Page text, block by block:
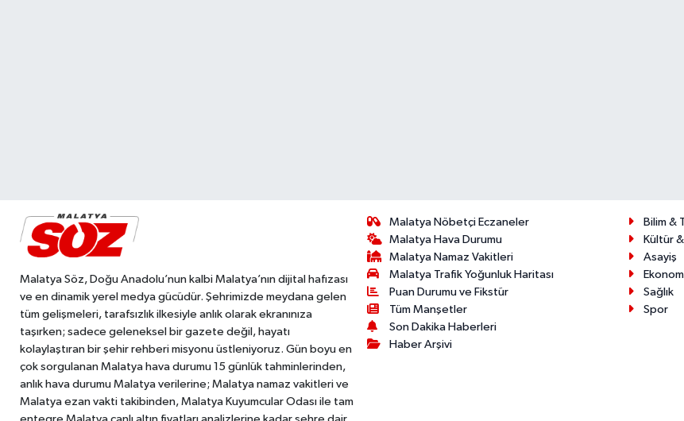
Malatya Söz, Doğu Anadolu’nun kalbi Malatya’nın dijital hafızası
ve en dinamik yerel medya gücüdür. Şehrimizde meydana gelen
tüm gelişmeleri, tarafsızlık ilkesiyle anlık olarak ekranınıza
taşırken; sadece geleneksel bir gazete değil, hayatı
kolaylaştıran bir şehir rehberi misyonu üstleniyoruz. Gün boyu en
çok sorgulanan Malatya hava durumu 15 günlük tahminlerinden,
anlık hava durumu Malatya verilerine; Malatya namaz vakitleri ve
Malatya ezan vakti takibinden, Malatya Kuyumcular Odası ile tam
entegre Malatya canlı altın fiyatları analizlerine kadar şehre dair
Malatya Nöbetçi Eczaneler
Malatya Hava Durumu
Malatya Namaz Vakitleri
Malatya Trafik Yoğunluk Haritası
Puan Durumu ve Fikstür
Tüm Manşetler
Son Dakika Haberleri
Haber Arşivi
Bilim &
Kültür
Asayiş
Sağlık
Spor